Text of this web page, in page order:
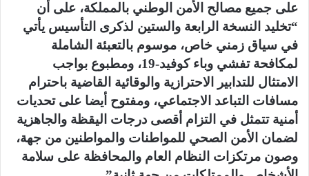
على جميع مصالح الأمن الوطني بالمملكة، على أن
“تخليد النسخة الرابعة والستين لذكرى التأسيس يأتي
في سياق زمني خاص، موسوم بالتعبئة الشاملة
لمكافحة تفشي وباء كوفيد-19، ومطبوع بواجب
الامتثال للتدابير الاحترازية والوقائية القاضية باحترام
مسافات التباعد الاجتماعي، ومفتوح أيضا على تحديات
أمنية تتمثل في التزام أقصى درجات اليقظة والجاهزية
لضمان الأمن الصحي للمواطنات والمواطنين من جهة،
وصون مرتكزات النظام العام والمحافظة على سلامة